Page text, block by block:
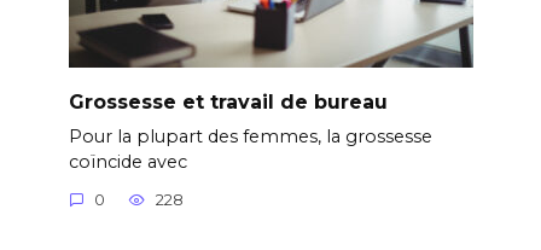
Grossesse et travail de bureau
Pour la plupart des femmes, la grossesse
coïncide avec
0 228